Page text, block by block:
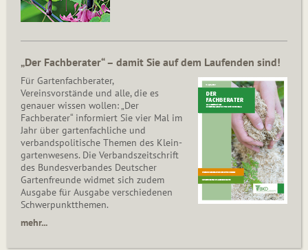
„Der Fachberater“ – damit Sie auf dem Laufenden sind!
Für Gartenfachberater,
Vereinsvorstände und alle, die es
genauer wissen wollen: „Der
Fachberater“ informiert Sie vier Mal im
Jahr über gartenfachliche und
verbandspolitische Themen des Klein­
gar­ten­wesens. Die Ver­bands­zeit­schrift
des Bun­des­ver­ban­des Deutscher
Gartenfreunde widmet sich zudem
Ausgabe für Ausgabe verschiedenen
Schwer­punkt­the­men.
mehr...